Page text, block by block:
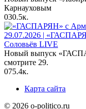
Карнауховым
030.5к.
29.07.2026 |
Соловьёв LIVE
Новый выпуск
смотрите 29.
075.4к.
Карта сайта
© 2026 o-politico.ru